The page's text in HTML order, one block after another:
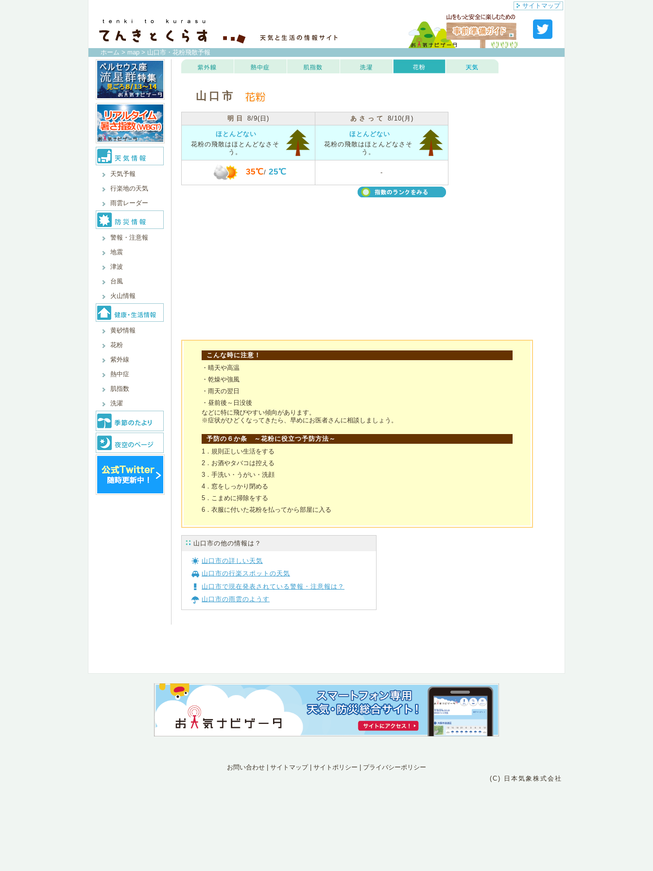
サイトマップ
ホーム > map > 山口市・花粉飛散予報
天気予報
行楽地の天気
雨雲レーダー
警報・注意報
地震
津波
台風
火山情報
黄砂情報
花粉
紫外線
熱中症
肌指数
洗濯
山口市
明日 8/9(日) あさって 8/10(月)
ほとんどない
花粉の飛散はほとんどなさそ
う。
ほとんどない
花粉の飛散はほとんどなさそ
う。
35℃/ 25℃ -
こんな時に注意！
・晴天や高温
・乾燥や強風
・雨天の翌日
・昼前後～日没後
などに特に飛びやすい傾向があります。
※症状がひどくなってきたら、早めにお医者さんに相談しましょう。
予防の６か条 ～花粉に役立つ予防方法～
1．規則正しい生活をする
2．お酒やタバコは控える
3．手洗い・うがい・洗顔
4．窓をしっかり閉める
5．こまめに掃除をする
6．衣服に付いた花粉を払ってから部屋に入る
山口市の他の情報は？
山口市の詳しい天気
山口市の行楽スポットの天気
山口市で現在発表されている警報・注意報は？
山口市の雨雲のようす
お問い合わせ サイトマップ| サイトポリシー
プライバシーポリシー
(C) 日本気象株式会社